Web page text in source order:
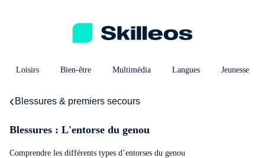
Loisirs Bien-être Multimédia Langues Jeunesse
Blessures & premiers secours
Blessures : L'entorse du genou
Comprendre les différents types d’entorses du genou